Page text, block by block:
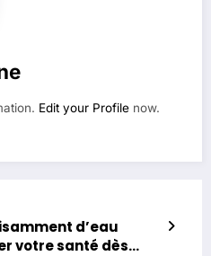
Edit your Profile now.
d’eau
votre santé dès